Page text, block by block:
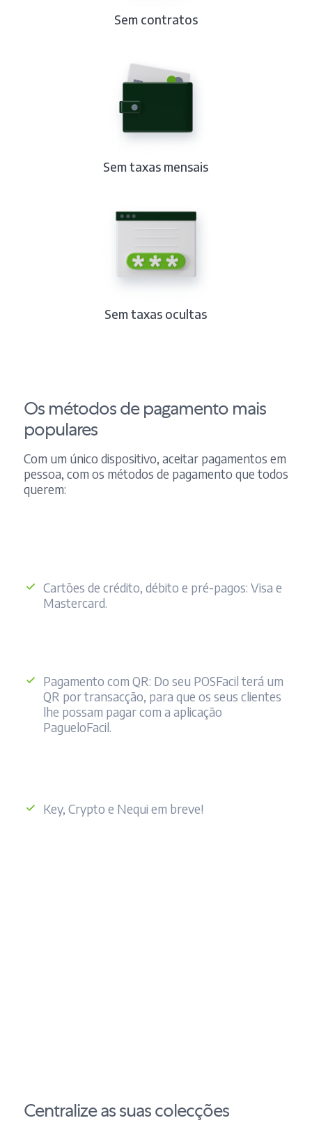
Sem contratos
Sem taxas mensais
Sem taxas ocultas
Os métodos de pagamento mais
populares
Com um único dispositivo, aceitar pagamentos em
pessoa, com os métodos de pagamento que todos
querem:
Cartões de crédito, débito e pré-pagos: Visa e
Mastercard.
Pagamento com QR: Do seu POSFacil terá um
QR por transacção, para que os seus clientes
lhe possam pagar com a aplicação
PagueloFacil.
Key, Crypto e Nequi em breve!
Centralize as suas colecções